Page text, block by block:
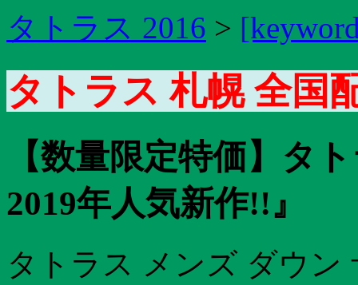
タトラス 2016 >
タトラス 札幌 全国
【数量限定特価】タ
2019年人気新作!!』
タトラス メンズ ダウン